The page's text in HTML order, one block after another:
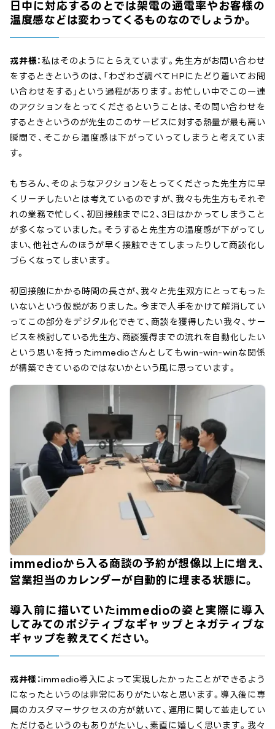
日中に対応するのとでは架電の通電率やお客様の
温度感などは変わってくるものなのでしょうか。
戎井様：私はそのようにとらえています。先生方がお問い合わせ
をするときというのは、「わざわざ調べて→HPにたどり着いて→お問
い合わせをする」という過程があります。お忙しい中でこの一連
のアクションをとってくださるということは、その問い合わせを
するときというのが先生のこのサービスに対する熱量が最も高い
瞬間で、そこから温度感は下がっていってしまうと考えていま
す。
もちろん、そのようなアクションをとってくださった先生方に早
くリーチしたいとは考えているのですが、我々も先生方もそれぞ
れの業務で忙しく、初回接触までに2、3日はかかってしまうこと
が多くなっていました。そうすると先生方の温度感が下がってし
まい、他社さんのほうが早く接触できてしまったりして商談化し
づらくなってしまいます。
初回接触にかかる時間の長さが、我々と先生双方にとってもった
いないという仮説がありました。今まで人手をかけて解消してい
ってこの部分をデジタル化できて、商談を獲得したい我々、サー
ビスを検討している先生方、商談獲得までの流れを自動化したい
という思いを持ったimmedioさんとしてもwin-win-winな関係
が構築できているのではないかという風に思っています。
immedioから入る商談の予約が想像以上に増え、
営業担当のカレンダーが自動的に埋まる状態に。
導入前に描いていたimmedioの姿と実際に導入
してみてのポジティブなギャップとネガティブな
ギャップを教えてください。
戎井様：immedio導入によって実現したかったことができるよう
になったというのは非常にありがたいなと思います。導入後に専
属のカスタマーサクセスの方が就いて、運用に関して並走してい
ただけるというのもありがたいし、素直に嬉しく思います。我々